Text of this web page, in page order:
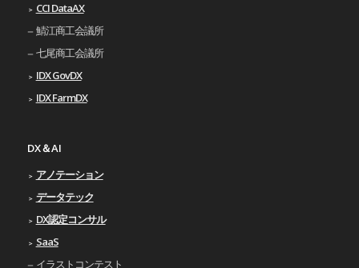
CCI DataAX
鯖江商工会議所
七尾商工会議所
IDX GovDX
IDX FarmDX
DX＆AI
アノテーション
データテック
DX認定コンサル
SaaS
イラストコンテスト